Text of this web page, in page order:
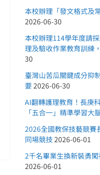
本校辦理「發文格式及
2026-06-30
本校辦理114學年度請
理及驗收作業教育訓練
30
臺灣山苦瓜關鍵成分抑
要2026-06-30
AI翻轉護理教育！長庚
「五合一」精準學習大
2026全國教保技藝競
同場競技 2026-06-01
2千名畢業生換新裝勇
2026-06-01